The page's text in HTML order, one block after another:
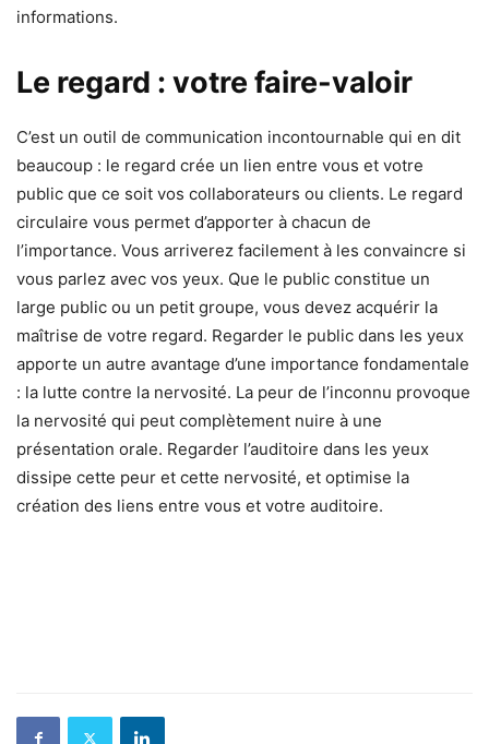
informations.
Le regard : votre faire-valoir
C’est un outil de communication incontournable qui en dit
beaucoup : le regard crée un lien entre vous et votre
public que ce soit vos collaborateurs ou clients. Le regard
circulaire vous permet d’apporter à chacun de
l’importance. Vous arriverez facilement à les convaincre si
vous parlez avec vos yeux. Que le public constitue un
large public ou un petit groupe, vous devez acquérir la
maîtrise de votre regard. Regarder le public dans les yeux
apporte un autre avantage d’une importance fondamentale
: la lutte contre la nervosité. La peur de l’inconnu provoque
la nervosité qui peut complètement nuire à une
présentation orale. Regarder l’auditoire dans les yeux
dissipe cette peur et cette nervosité, et optimise la
création des liens entre vous et votre auditoire.